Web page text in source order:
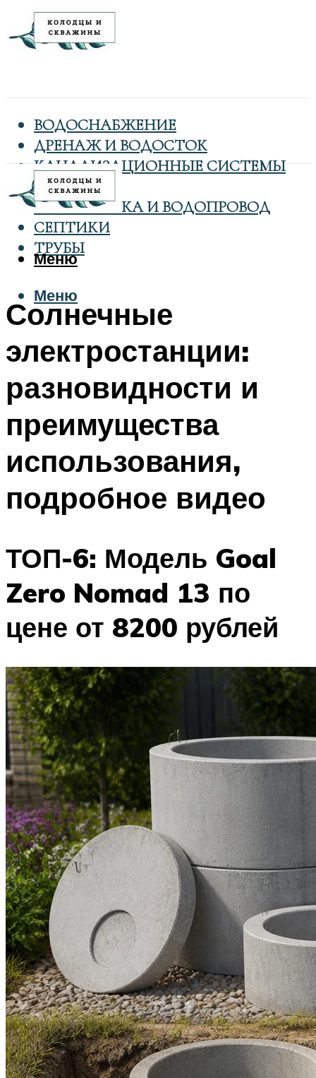
ВОДОСНАБЖЕНИЕ
ДРЕНАЖ И ВОДОСТОК
КАНАЛИЗАЦИОННЫЕ СИСТЕМЫ
КОЛОДЦЫ
САНТЕХНИКА И ВОДОПРОВОД
СЕПТИКИ
ТРУБЫ
Меню
Меню
Солнечные
электростанции:
разновидности и
преимущества
использования,
подробное видео
ТОП-6: Модель Goal
Zero Nomad 13 по
цене от 8200 рублей